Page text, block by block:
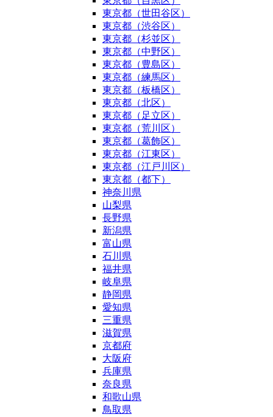
東京都（世田谷区）
東京都（渋谷区）
東京都（杉並区）
東京都（中野区）
東京都（豊島区）
東京都（練馬区）
東京都（板橋区）
東京都（北区）
東京都（足立区）
東京都（荒川区）
東京都（葛飾区）
東京都（江東区）
東京都（江戸川区）
東京都（都下）
神奈川県
山梨県
長野県
新潟県
富山県
石川県
福井県
岐阜県
静岡県
愛知県
三重県
滋賀県
京都府
大阪府
兵庫県
奈良県
和歌山県
鳥取県